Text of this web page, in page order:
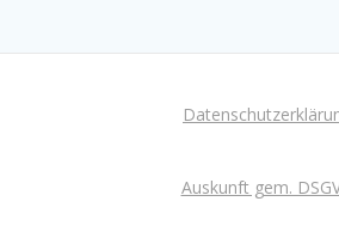
Auskunft gem.